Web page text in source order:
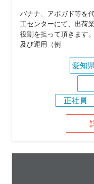
バナナ、アボガド等を
工センターにて、出荷
役割を担って頂きます
及び運用（例
愛知
正社員